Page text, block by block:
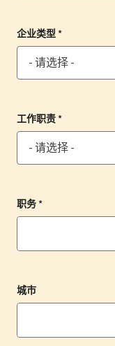
企业类型 *
工作职责 *
职务 *
城市